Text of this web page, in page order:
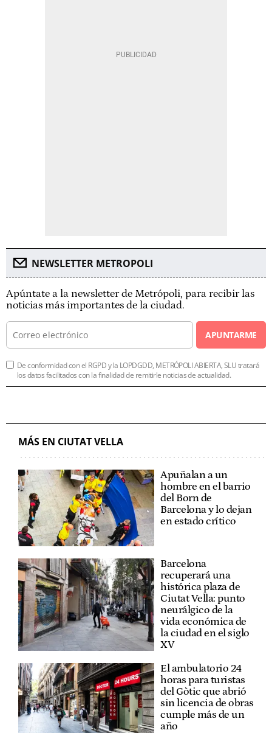
NEWSLETTER METROPOLI
Apúntate a la newsletter de Metrópoli, para recibir las
noticias más importantes de la ciudad.
APUNTARME
De conformidad con el RGPD y la LOPDGDD, METRÓPOLI ABIERTA, SLU tratará
los datos facilitados con la finalidad de remitirle noticias de actualidad.
MÁS EN CIUTAT VELLA
Apuñalan a un
hombre en el barrio
del Born de
Barcelona y lo dejan
en estado crítico
Barcelona
recuperará una
histórica plaza de
Ciutat Vella: punto
neurálgico de la
vida económica de
la ciudad en el siglo
XV
El ambulatorio 24
horas para turistas
del Gòtic que abrió
sin licencia de obras
cumple más de un
año